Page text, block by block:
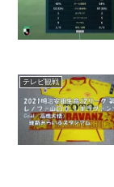
テレビ観戦